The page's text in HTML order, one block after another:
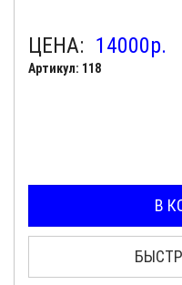
ЦЕНА: 14000р.
Артикул: 118
В